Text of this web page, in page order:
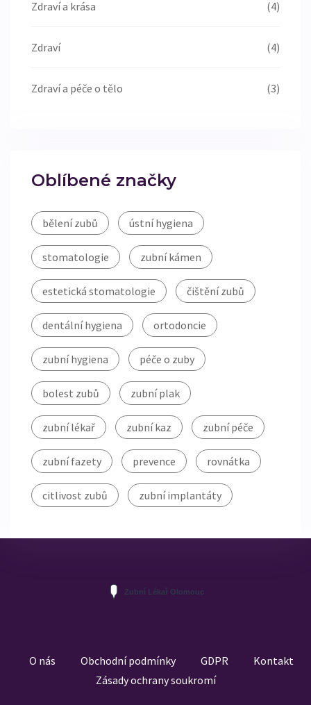
Zdraví a krása (4)
Zdraví (4)
Zdraví a péče o tělo (3)
Oblíbené značky
bělení zubů ústní hygiena
stomatologie zubní kámen
estetická stomatologie čištění zubů
dentální hygiena ortodoncie
zubní hygiena péče o zuby
bolest zubů zubní plak
zubní lékař zubní kaz zubní péče
zubní fazety prevence rovnátka
citlivost zubů zubní implantáty
O nás Obchodní podmínky GDPR
Kontakt
Zásady ochrany soukromí